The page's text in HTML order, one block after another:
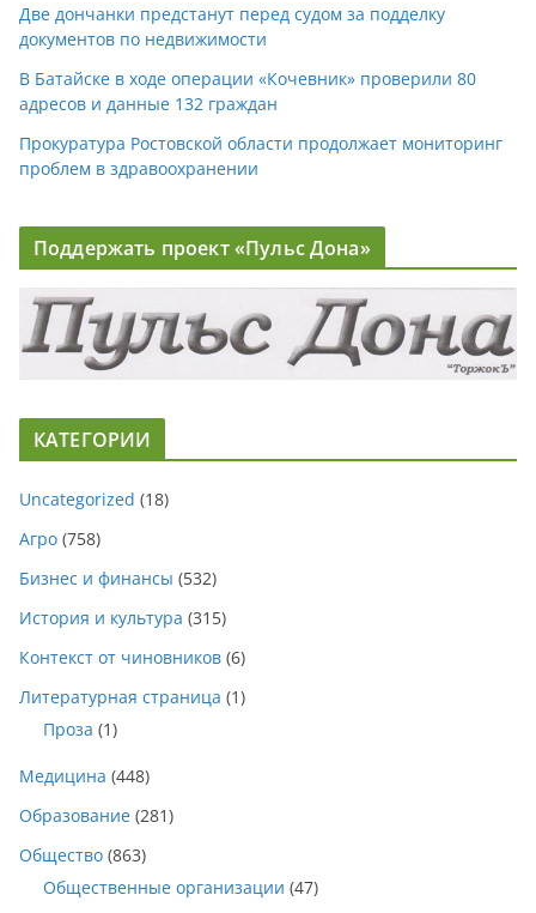
Две дончанки предстанут перед судом за подделку
документов по недвижимости
В Батайске в ходе операции «Кочевник» проверили 80
адресов и данные 132 граждан
Прокуратура Ростовской области продолжает мониторинг
проблем в здравоохранении
Поддержать проект «Пульс Дона»
КАТЕГОРИИ
Uncategorized (18)
Агро (758)
Бизнес и финансы (532)
История и культура (315)
Контекст от чиновников (6)
Литературная страница (1)
Проза (1)
Медицина (448)
Образование (281)
Общество (863)
Общественные организации (47)